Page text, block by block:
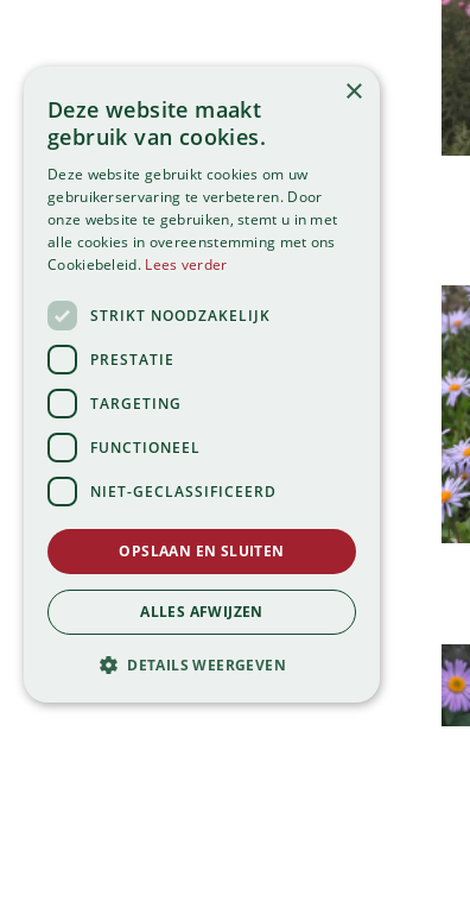
×
Deze website maakt
gebruik van cookies.
Deze website gebruikt cookies om uw
gebruikerservaring te verbeteren. Door
onze website te gebruiken, stemt u in met
alle cookies in overeenstemming met ons
Cookiebeleid. Lees verder
STRIKT NOODZAKELIJK
PRESTATIE
TARGETING
FUNCTIONEEL
NIET-GECLASSIFICEERD
OPSLAAN EN SLUITEN
ALLES AFWIJZEN
DETAILS WEERGEVEN